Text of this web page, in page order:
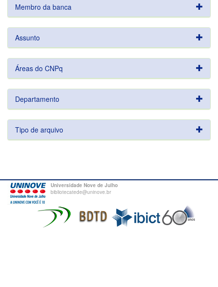
Membro da banca
Assunto
Áreas do CNPq
Departamento
Tipo de arquivo
Universidade Nove de Julho
bibliotecatede@uninove.br